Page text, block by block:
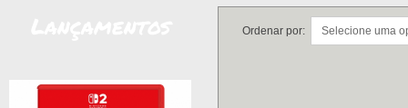
Ordenar por: